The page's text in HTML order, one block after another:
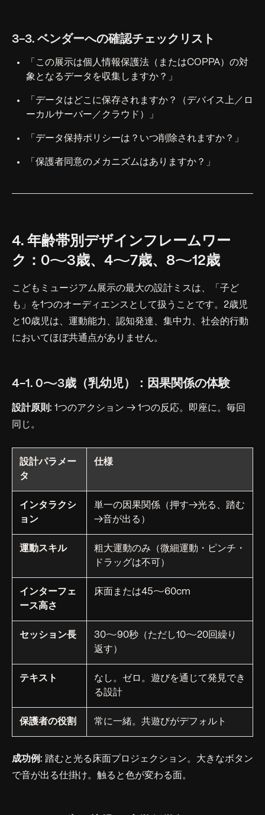
3-3. ベンダーへの確認チェックリスト
「この展示は個人情報保護法（またはCOPPA）の対
象となるデータを収集しますか？」
「データはどこに保存されますか？（デバイス上／ロ
ーカルサーバー／クラウド）」
「データ保持ポリシーは？いつ削除されますか？」
「保護者同意のメカニズムはありますか？」
4. 年齢帯別デザインフレームワー
ク：0〜3歳、4〜7歳、8〜12歳
こどもミュージアム展示の最大の設計ミスは、「子ど
も」を1つのオーディエンスとして扱うことです。2歳児
と10歳児は、運動能力、認知発達、集中力、社会的行動
においてほぼ共通点がありません。
4-1. 0〜3歳（乳幼児）：因果関係の体験
設計原則: 1つのアクション → 1つの反応。即座に。毎回
同じ。
設計パラメー
タ
仕様
インタラクシ
ョン
単一の因果関係（押す→光る、踏む
→音が出る）
運動スキル
粗大運動のみ（微細運動・ピンチ・
ドラッグは不可）
インターフェ
ース高さ
床面または45〜60cm
セッション長
30〜90秒（ただし10〜20回繰り
返す）
テキスト
なし。ゼロ。遊びを通じて発見でき
る設計
保護者の役割 常に一緒。共遊びがデフォルト
成功例: 踏むと光る床面プロジェクション。大きなボタン
で音が出る仕掛け。触ると色が変わる面。